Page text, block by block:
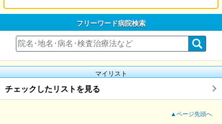
フリーワード病院検索
マイリスト
チェックしたリストを見る
▲ページ先頭へ